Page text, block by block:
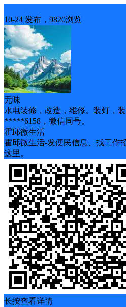
10-24 发布，9820浏览
无味
水电装修，改造，维修。装灯，
*****6158，微信同号。
霍邱微生活
霍邱微生活-发便民信息、找工作
这里。
长按查看详情